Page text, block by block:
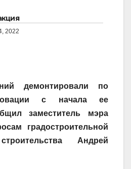
2022
демонтировали по
с начала ее
заместитель мэра
градостроительной
Андрей